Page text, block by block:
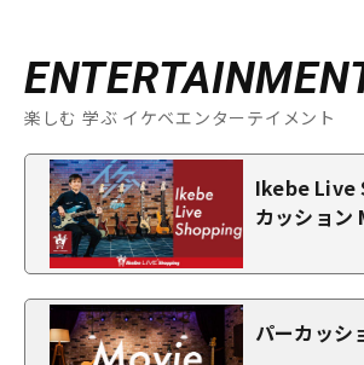
楽しむ 学ぶ イケベエンターテイメント
Ikebe Live
カッション
パーカッシ